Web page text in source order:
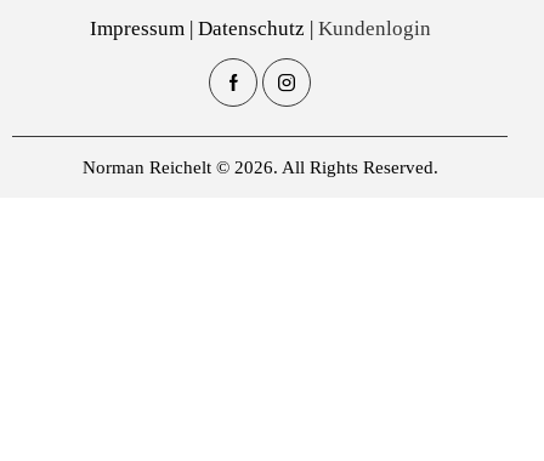
Impressum | Datenschutz | Kundenlogin
Norman Reichelt© 2026. All Rights Reserved.